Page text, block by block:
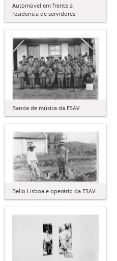
Automóvel em frente à
residência de servidores
Banda de música da ESAV
Bello Lisboa e operário da ESAV